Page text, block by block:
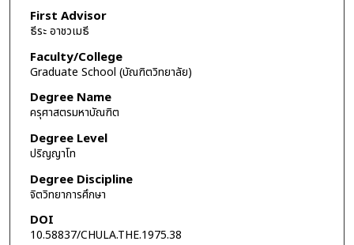
First Advisor
ธีระ อาชวเมธี
Faculty/College
Graduate School (บัณฑิตวิทยาลัย)
Degree Name
ครุศาสตรมหาบัณฑิต
Degree Level
ปริญญาโท
Degree Discipline
จิตวิทยาการศึกษา
DOI
10.58837/CHULA.THE.1975.38